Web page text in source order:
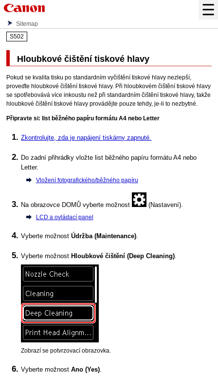
Sitemap
S502
Hloubkové čištění tiskové hlavy
Pokud se kvalita tisku po standardním vyčištěnítiskové hlavy nezlepší,
proveďte hloubkové čištěnítiskové hlavy. Při hloubkovém čištěnítiskové hlavy
se spotřebovává více inkoustu než při standardním čištěnítiskové hlavy, takže
hloubkové čištěnítiskové hlavy provádějte pouze tehdy, je-li to nezbytné.
Připravte si: list běžného papíru formátu A4 nebo Letter
Zkontrolujte, zda je napájenítiskárny zapnuté.
Dozadní přihrádky vložte list běžného papíru formátu A4 nebo
Letter.
Vložení fotografického/běžného papíru
Na obrazovce DOMŮ vyberte možnost (Nastavení).
LCD a ovládací panel
Vyberte možnostÚdržba (Maintenance).
Vyberte možnost Hloubkové čištění (Deep Cleaning)
Zobrazí se potvrzovací obrazovka.
Vyberte možnostAno (Yes)